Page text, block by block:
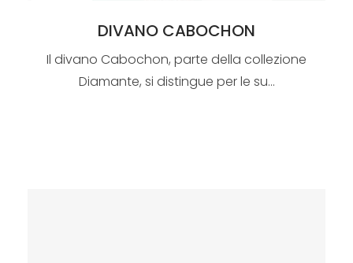
DIVANO CABOCHON
Il divano Cabochon, parte della collezione
Diamante, si distingue per le su...